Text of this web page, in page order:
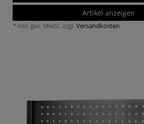
Artikel anzeigen
* inkl. ges. MwSt. zzgl.Versandkosten